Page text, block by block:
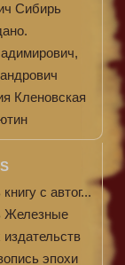
Сибирь
Кленовская
с автог...
Железные
эпохи